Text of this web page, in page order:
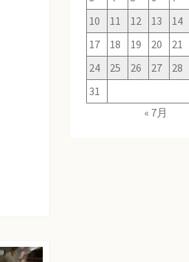
10
11 12 13 14
17
18 19 20 21
24
25 26 27 28
31
« 7月